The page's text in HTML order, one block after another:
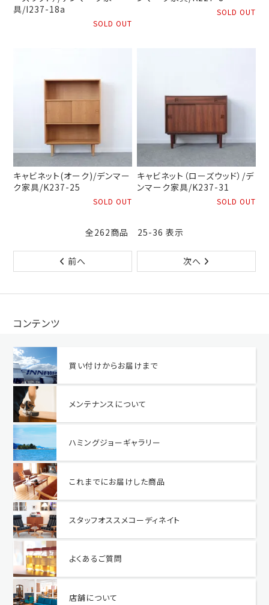
具/I237-18a
SOLD OUT
SOLD OUT
キャビネット(オーク)/デンマー
ク家具/K237-25
SOLD OUT
キャビネット（ローズウッド）/デ
ンマーク家具/K237-31
SOLD OUT
全262商品 25-36 表示
前へ 次へ
コンテンツ
買い付けからお届けまで
メンテナンスについて
ハミングジョーギャラリー
これまでにお届けした商品
スタッフオススメコーディネイト
よくあるご質問
店舗について